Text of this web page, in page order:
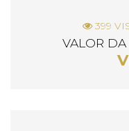
399
VALOR